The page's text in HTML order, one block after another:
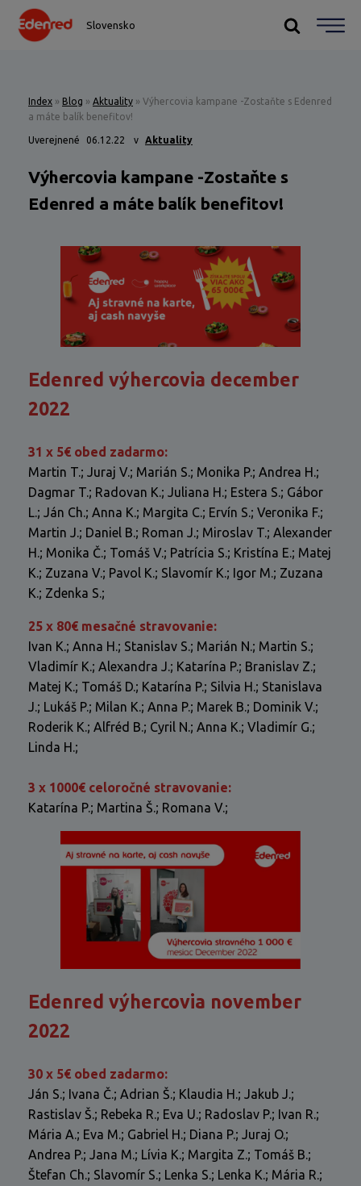
Slovensko
Index » Blog » Aktuality » Výhercovia kampane -Zostaňte s Edenred
a máte balík benefitov!
Uverejnené 06.12.22 v Aktuality
Výhercovia kampane -Zostaňte s
Edenred a máte balík benefitov!
Edenred výhercovia december
2022
31 x 5€ obed zadarmo:
Martin T.; Juraj V.; Marián S.; Monika P.; Andrea H.;
Dagmar T.; Radovan K.; Juliana H.; Estera S.; Gábor
L.; Ján Ch.; Anna K.; Margita C.; Ervín S.; Veronika F.;
Martin J.; Daniel B.; Roman J.; Miroslav T.; Alexander
H.; Monika Č.; Tomáš V.; Patrícia S.; Kristína E.; Matej
K.; Zuzana V.; Pavol K.; Slavomír K.; Igor M.; Zuzana
K.; Zdenka S.;
25 x 80€ mesačné stravovanie:
Ivan K.; Anna H.; Stanislav S.; Marián N.; Martin S.;
Vladimír K.; Alexandra J.; Katarína P.; Branislav Z.;
Matej K.; Tomáš D.; Katarína P.; Silvia H.; Stanislava
J.; Lukáš P.; Milan K.; Anna P.; Marek B.; Dominik V.;
Roderik K.; Alfréd B.; Cyril N.; Anna K.; Vladimír G.;
Linda H.;
3 x 1000€ celoročné stravovanie:
Katarína P.; Martina Š.; Romana V.;
Edenred výhercovia november
2022
30 x 5€ obed zadarmo:
Ján S.; Ivana Č.; Adrian Š.; Klaudia H.; Jakub J.;
Rastislav Š.; Rebeka R.; Eva U.; Radoslav P.; Ivan R.;
Mária A.; Eva M.; Gabriel H.; Diana P.; Juraj O.;
Andrea P.; Jana M.; Lívia K.; Margita Z.; Tomáš B.;
Štefan Ch.; Slavomír S.; Lenka S.; Lenka K.; Mária R.;